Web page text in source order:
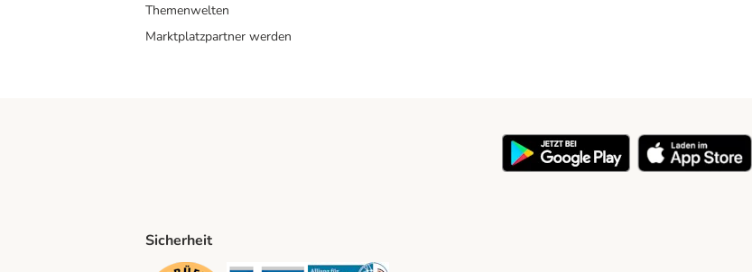
Themenwelten
Marktplatzpartner werden
Sicherheit